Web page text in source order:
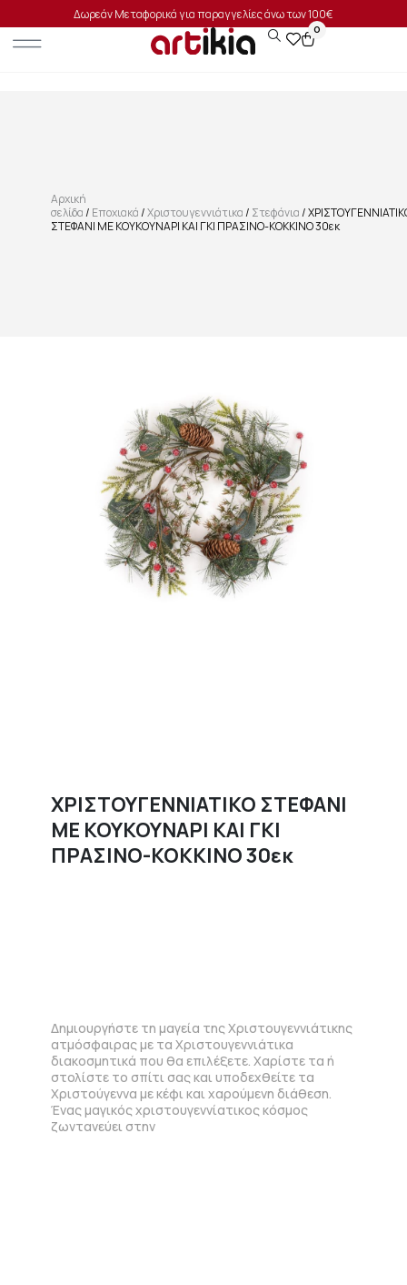
Δωρεάν Μεταφορικά για παραγγελίες άνω των 100€
0
Αρχική
σελίδα/ Εποχιακά/Χριστουγεννιάτικα/ Στεφάνια/
ΣΤΕΦΑΝΙ ΜΕ ΚΟΥΚΟΥΝΑΡΙ ΚΑΙ ΓΚΙ ΠΡΑΣΙΝΟ-ΚΟΚΚΙΝΟ 30εκ
ΧΡΙΣΤΟΥΓΕΝΝΙΑΤΙΚΟ ΣΤΕΦΑΝΙ
ΜΕ ΚΟΥΚΟΥΝΑΡΙ ΚΑΙ ΓΚΙ
ΠΡΑΣΙΝΟ-ΚΟΚΚΙΝΟ 30εκ
Δημιουργήστε τη μαγεία της Χριστουγεννιάτικης
ατμόσφαιρας με τα Χριστουγεννιάτικα
διακοσμητικά που θα επιλέξετε. Χαρίστε τα ή
στολίστε το σπίτι σας και υποδεχθείτε τα
Χριστούγεννα με κέφι και χαρούμενη διάθεση.
Ένας μαγικός χριστουγεννίατικος κόσμος
ζωντανεύει στην